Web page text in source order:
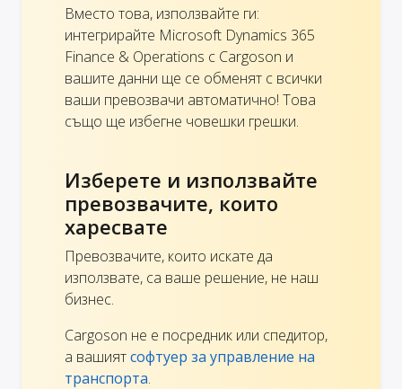
Вместо това, използвайте ги:
интегрирайте Microsoft Dynamics 365
Finance & Operations с Cargoson и
вашите данни ще се обменят с всички
ваши превозвачи автоматично! Това
също ще избегне човешки грешки.
Изберете и използвайте
превозвачите, които
харесвате
Превозвачите, които искате да
използвате, са ваше решение, не наш
бизнес.
Cargoson не е посредник или спедитор,
а вашиятсофтуер за управление на
транспорта.